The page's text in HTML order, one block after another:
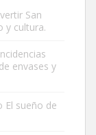
alemán,
San
y cultura.
envases y
El sueño de